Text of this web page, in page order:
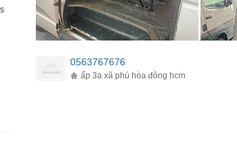
0563767676
ấp 3a xã phú hòa đông hcm